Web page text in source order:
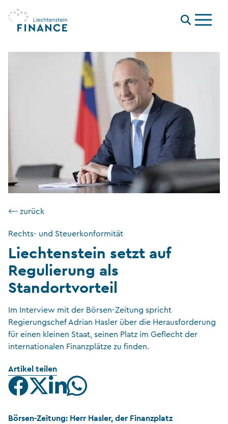
Menu
⟵ zurück
Rechts- und Steuerkonformität
Liechtenstein setzt auf
Regulierung als
Standortvorteil
Im Interview mit der Börsen-Zeitung spricht
Regierungschef Adrian Hasler über die Herausforderung
für einen kleinen Staat, seinen Platz im Geflecht der
internationalen Finanzplätze zu finden.
Artikel teilen
Börsen-Zeitung: Herr Hasler, der Finanzplatz